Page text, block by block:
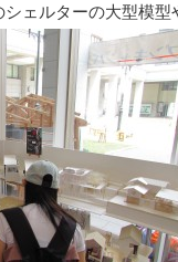
ェルターの大型模